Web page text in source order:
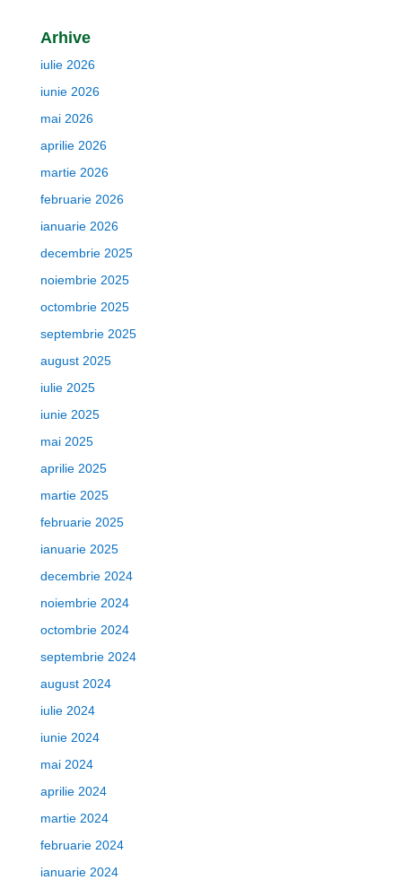
Arhive
iulie 2026
iunie 2026
mai 2026
aprilie 2026
martie 2026
februarie 2026
ianuarie 2026
decembrie 2025
noiembrie 2025
octombrie 2025
septembrie 2025
august 2025
iulie 2025
iunie 2025
mai 2025
aprilie 2025
martie 2025
februarie 2025
ianuarie 2025
decembrie 2024
noiembrie 2024
octombrie 2024
septembrie 2024
august 2024
iulie 2024
iunie 2024
mai 2024
aprilie 2024
martie 2024
februarie 2024
ianuarie 2024